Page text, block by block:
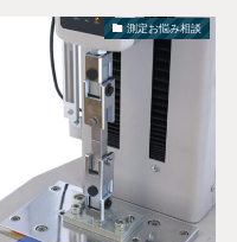
測定お悩み相談